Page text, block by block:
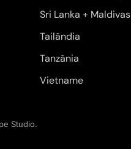
Sri Lanka + Maldivas
Tailândia
Tanzânia
Vietname
Studio.